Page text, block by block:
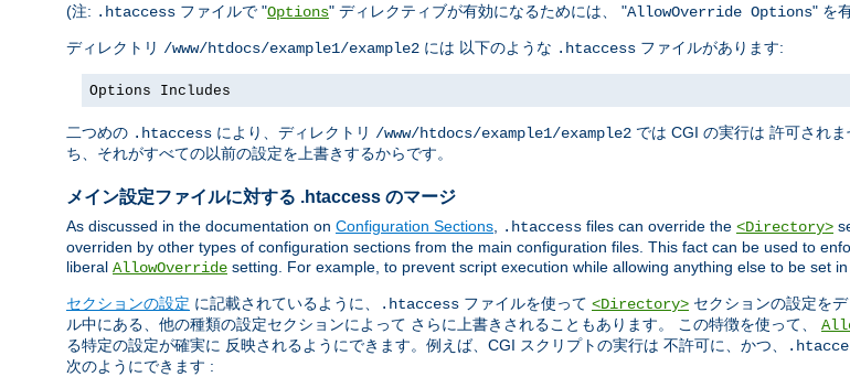
(注: .htaccess ファイルで "Options" ディレクティブが有効になるためには、 "AllowOverride Options" を
ディレクトリ /www/htdocs/example1/example2 には 以下のような .htaccess ファイルがあります:
Options Includes
二つめの .htaccess により、ディレクトリ /www/htdocs/example1/example2 では CGI の実行は 許可されま
ち、それがすべての以前の設定を上書きするからです。
メイン設定ファイルに対する .htaccess のマージ
As discussed in the documentation on Configuration Sections .htaccess files can override the <Directory>
overriden by other types of configuration sections from the main configuration files. This fact can be used to
liberal AllowOverride setting. For example, to prevent script execution while allowing anything else to be set in
セクションの設定 に記載されているように、 .htaccess ファイルを使って <Directory> セクションの設定を
ル中にある、他の種類の設定セクションによって さらに上書きされることもあります。 この特徴を使って、
る特定の設定が確実に 反映されるようにできます。例えば、CGI スクリプトの実行は 不許可に、かつ、
次のようにできます :